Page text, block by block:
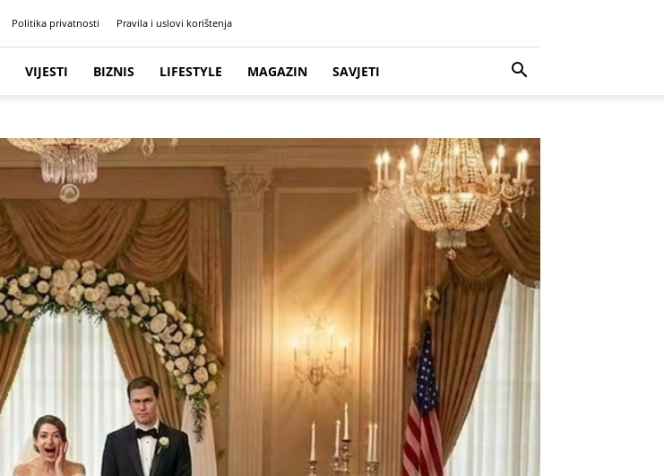
Politika privatnosti Pravila i uslovi korištenja
VIJESTI BIZNIS LIFESTYLE MAGAZIN SAVJETI